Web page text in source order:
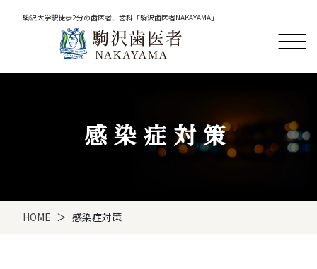
駒沢大学駅徒歩2分の歯医者、歯科「駒沢歯医者NAKAYAMA」
感染症対策
HOME 感染症対策